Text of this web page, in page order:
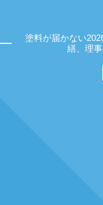
塗料が届かない
繕、理